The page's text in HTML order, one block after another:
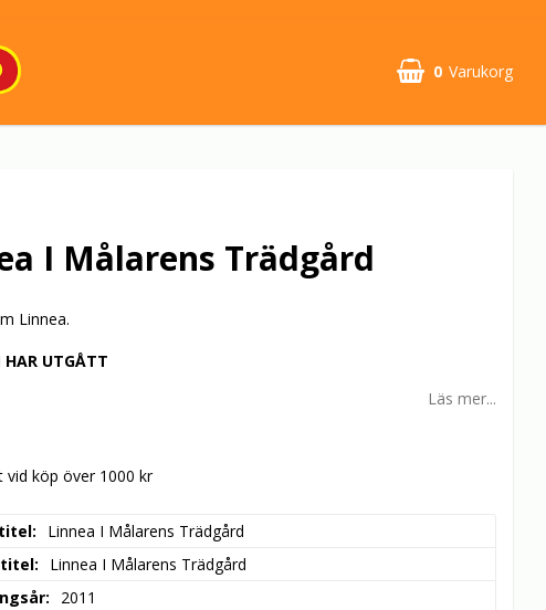
0 Varukorg
I Målarens Trädgård
Linnea.
HAR UTGÅTT
Läs mer...
vid köp över 1000 kr
Linnea I Målarens Trädgård
Linnea I Målarens Trädgård
2011